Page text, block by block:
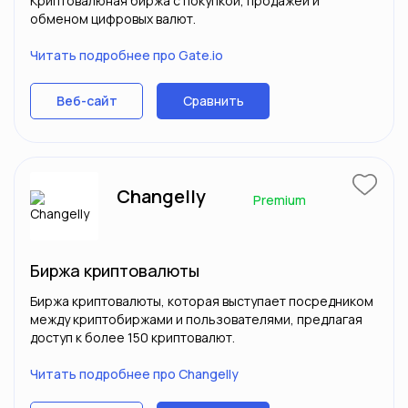
обменом цифровых валют.
Читать подробнее про Gate.io
Веб-сайт Сравнить
Changelly Premium
Биржа криптовалюты
Биржа криптовалюты, которая выступает посредником
между криптобиржами и пользователями, предлагая
доступ к более 150 криптовалют.
Читать подробнее про Changelly